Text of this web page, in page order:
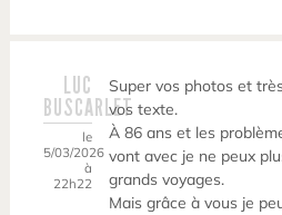
LUC
BUSCARLET
le
5/03/2026
à
22h22
Super vos photos et
vos texte.
À 86 ans et les
vont avec je ne peux
grands voyages.
Mais grâce à vous je